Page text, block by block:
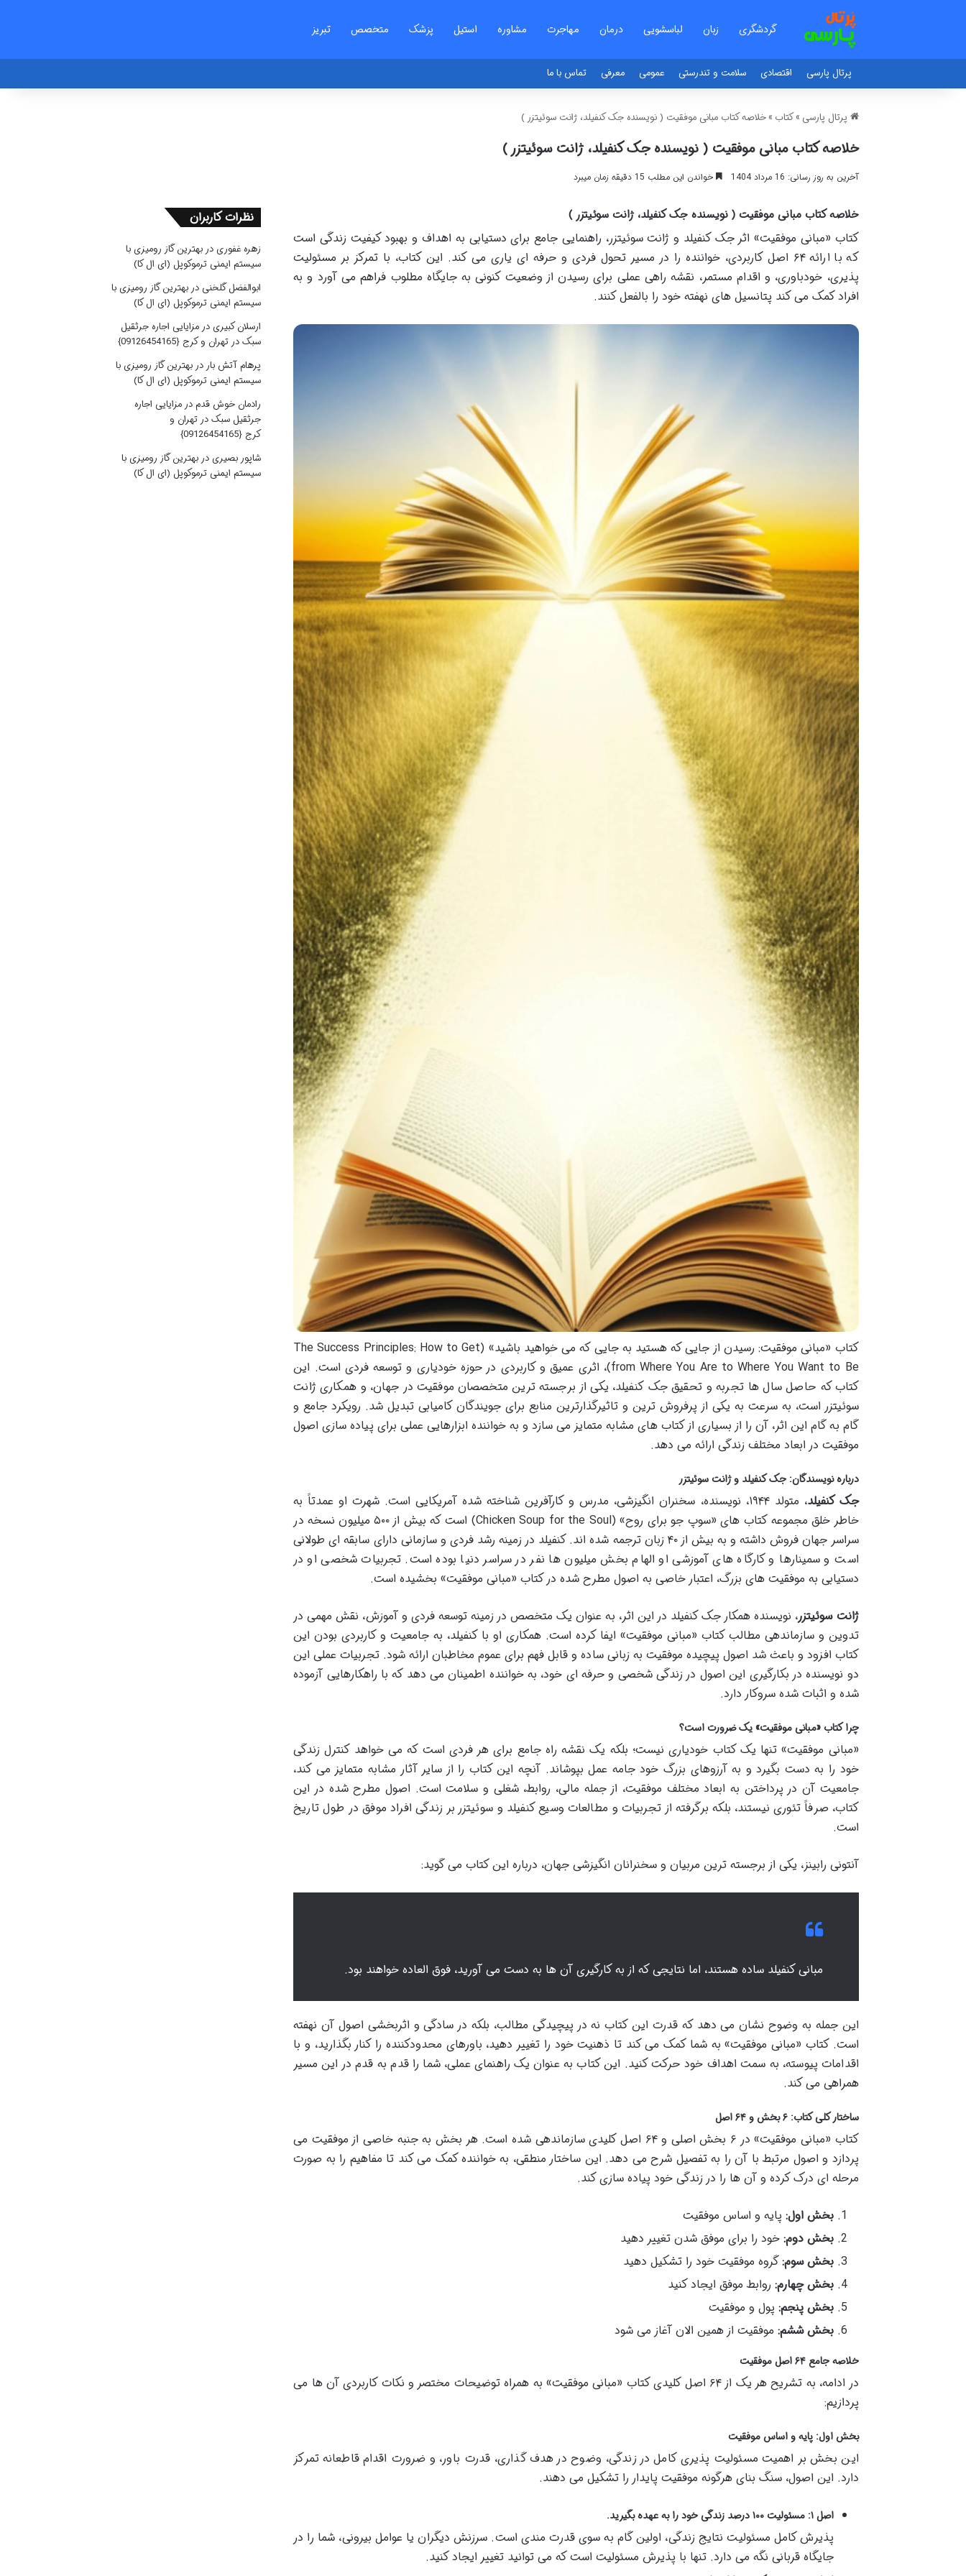
گردشگری زبان لباسشویی درمان مهاجرت مشاوره استیل پزشک متخصص تبریز
پرتال پارسی اقتصادی سلامت و تندرستی عمومی معرفی تماس با ما
پرتال پارسی » کتاب » خلاصه کتاب مبانی موفقیت ( نویسنده جک کنفیلد، ژانت سوئیتزر )
خلاصه کتاب مبانی موفقیت ( نویسنده جک کنفیلد، ژانت سوئیتزر )
آخرین به روز رسانی: 16 مرداد 1404 خواندن این مطلب 15 دقیقه زمان میبرد
خلاصه کتاب مبانی موفقیت ( نویسنده جک کنفیلد، ژانت سوئیتزر )
کتاب «مبانی موفقیت» اثر جک کنفیلد و ژانت سوئیتزر، راهنمایی جامع برای دستیابی به اهداف و بهبود کیفیت زندگی است
که با ارائه ۶۴ اصل کاربردی، خواننده را در مسیر تحول فردی و حرفه ای یاری می کند. این کتاب، با تمرکز بر مسئولیت
پذیری، خودباوری، و اقدام مستمر، نقشه راهی عملی برای رسیدن از وضعیت کنونی به جایگاه مطلوب فراهم می آورد و به
افراد کمک می کند پتانسیل های نهفته خود را بالفعل کنند.
کتاب «مبانی موفقیت: رسیدن از جایی که هستید به جایی که می خواهید باشید» (The Success Principles: How to Get
from Where You Are to Where You Want to Be)، اثری عمیق و کاربردی در حوزه خودیاری و توسعه فردی است. این
کتاب که حاصل سال ها تجربه و تحقیق جک کنفیلد، یکی از برجسته ترین متخصصان موفقیت در جهان، و همکاری ژانت
سوئیتزر است، به سرعت به یکی از پرفروش ترین و تاثیرگذارترین منابع برای جویندگان کامیابی تبدیل شد. رویکرد جامع و
گام به گام این اثر، آن را از بسیاری از کتاب های مشابه متمایز می سازد و به خواننده ابزارهایی عملی برای پیاده سازی اصول
موفقیت در ابعاد مختلف زندگی ارائه می دهد.
درباره نویسندگان: جک کنفیلد و ژانت سوئیتزر
جک کنفیلد
، متولد ۱۹۴۴، نویسنده، سخنران انگیزشی، مدرس و کارآفرین شناخته شده آمریکایی است. شهرت او عمدتاً به
خاطر خلق مجموعه کتاب های «سوپ جو برای روح» (Chicken Soup for the Soul) است که بیش از ۵۰۰ میلیون نسخه در
سراسر جهان فروش داشته و به بیش از ۴۰ زبان ترجمه شده اند. کنفیلد در زمینه رشد فردی و سازمانی دارای سابقه ای طولانی
است و سمینارها و کارگاه های آموزشی او الهام بخش میلیون ها نفر در سراسر دنیا بوده است. تجربیات شخصی او در
دستیابی به موفقیت های بزرگ، اعتبار خاصی به اصول مطرح شده در کتاب «مبانی موفقیت» بخشیده است.
ژانت سوئیتزر، نویسنده همکار جک کنفیلد در این اثر، به عنوان یک متخصص در زمینه توسعه فردی و آموزش، نقش مهمی در
تدوین و سازماندهی مطالب کتاب «مبانی موفقیت» ایفا کرده است. همکاری او با کنفیلد، به جامعیت و کاربردی بودن این
کتاب افزود و باعث شد اصول پیچیده موفقیت به زبانی ساده و قابل فهم برای عموم مخاطبان ارائه شود. تجربیات عملی این
دو نویسنده در بکارگیری این اصول در زندگی شخصی و حرفه ای خود، به خواننده اطمینان می دهد که با راهکارهایی آزموده
شده و اثبات شده سروکار دارد.
چرا کتاب «مبانی موفقیت» یک ضرورت است؟
«مبانی موفقیت» تنها یک کتاب خودیاری نیست؛ بلکه یک نقشه راه جامع برای هر فردی است که می خواهد کنترل زندگی
خود را به دست بگیرد و به آرزوهای بزرگ خود جامه عمل بپوشاند. آنچه این کتاب را از سایر آثار مشابه متمایز می کند،
جامعیت آن در پرداختن به ابعاد مختلف موفقیت، از جمله مالی، روابط، شغلی و سلامت است. اصول مطرح شده در این
کتاب، صرفاً تئوری نیستند، بلکه برگرفته از تجربیات و مطالعات وسیع کنفیلد و سوئیتزر بر زندگی افراد موفق در طول تاریخ
است.
آنتونی رابینز، یکی از برجسته ترین مربیان و سخنرانان انگیزشی جهان، درباره این کتاب می گوید:
مبانی کنفیلد ساده هستند، اما نتایجی که از به کارگیری آن ها به دست می آورید، فوق العاده خواهند بود.
این جمله به وضوح نشان می دهد که قدرت این کتاب نه در پیچیدگی مطالب، بلکه در سادگی و اثربخشی اصول آن نهفته
است. کتاب «مبانی موفقیت» به شما کمک می کند تا ذهنیت خود را تغییر دهید، باورهای محدودکننده را کنار بگذارید، و با
اقدامات پیوسته، به سمت اهداف خود حرکت کنید. این کتاب به عنوان یک راهنمای عملی، شما را قدم به قدم در این مسیر
همراهی می کند.
ساختار کلی کتاب: ۶ بخش و ۶۴ اصل
کتاب «مبانی موفقیت» در ۶ بخش اصلی و ۶۴ اصل کلیدی سازماندهی شده است. هر بخش به جنبه خاصی از موفقیت می
پردازد و اصول مرتبط با آن را به تفصیل شرح می دهد. این ساختار منطقی، به خواننده کمک می کند تا مفاهیم را به صورت
مرحله ای درک کرده و آن ها را در زندگی خود پیاده سازی کند.
بخش اول: پایه و اساس موفقیت
بخش دوم: خود را برای موفق شدن تغییر دهید
بخش سوم:گروه موفقیت خود را تشکیل دهید
بخش چهارم: روابط موفق ایجاد کنید
بخش پنجم: پول و موفقیت
بخش ششم: موفقیت از همین الان آغاز می شود
خلاصه جامع ۶۴ اصل موفقیت
در ادامه، به تشریح هر یک از ۶۴ اصل کلیدی کتاب «مبانی موفقیت» به همراه توضیحات مختصر و نکات کاربردی آن ها می
پردازیم:
بخش اول: پایه و اساس موفقیت
این بخش بر اهمیت مسئولیت پذیری کامل در زندگی، وضوح در هدف گذاری، قدرت باور، و ضرورت اقدام قاطعانه تمرکز
دارد. این اصول، سنگ بنای هرگونه موفقیت پایدار را تشکیل می دهند.
اصل ۱: مسئولیت ۱۰۰ درصد زندگی خود را به عهده بگیرید.
پذیرش کامل مسئولیت نتایج زندگی، اولین گام به سوی قدرت مندی است. سرزنش دیگران یا عوامل بیرونی، شما را در
جایگاه قربانی نگه می دارد. تنها با پذیرش مسئولیت است که می توانید تغییر ایجاد کنید.
نظرات کاربران
زهره غفوریدر بهترین گاز رومیزی با
سیستم ایمنی ترموکوپل (ای ال کا)
ابوالفضل گلخنی در بهترین گاز رومیزی با
سیستم ایمنی ترموکوپل (ای ال کا)
ارسلان کبیریدر مزایایی اجاره جرثقیل
سبک در تهران و کرج {09126454165}
پرهام آتش بار در بهترین گاز رومیزی با
سیستم ایمنی ترموکوپل (ای ال کا)
رادمان خوش قدمدر مزایایی اجاره
جرثقیل سبک در تهران و
کرج {09126454165}
شاپور بصیریدر بهترین گاز رومیزی با
سیستم ایمنی ترموکوپل (ای ال کا)